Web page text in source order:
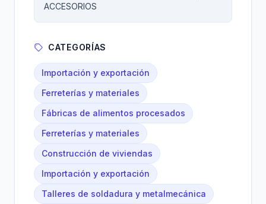
ACCESORIOS
CATEGORÍAS
Importación y exportación
Ferreterías y materiales
Fábricas de alimentos procesados
Ferreterías y materiales
Construcción de viviendas
Importación y exportación
Talleres de soldadura y metalmecánica